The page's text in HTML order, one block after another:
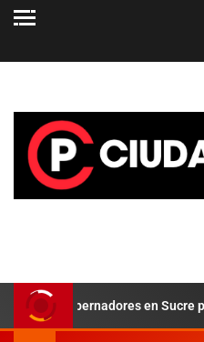
gobernadores en Sucre para